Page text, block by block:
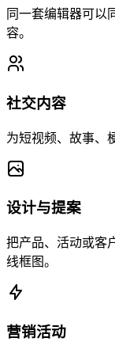
同一套编辑器可以
容。
社交内容
为短视频、故事、
设计与提案
把产品、活动或客
线框图。
营销活动